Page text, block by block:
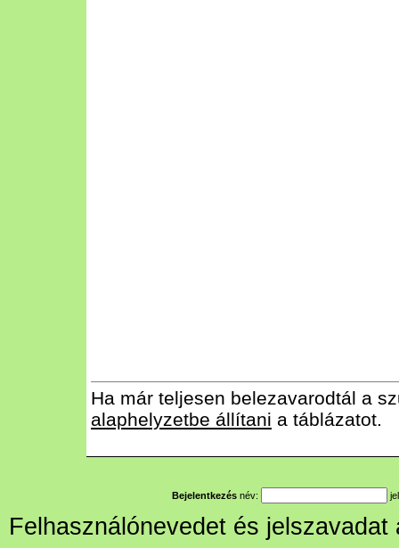
Ha már teljesen belezavarodtál a
alaphelyzetbe állítani a táblázatot.
Bejelentkezés név:
Felhasználónevedet és